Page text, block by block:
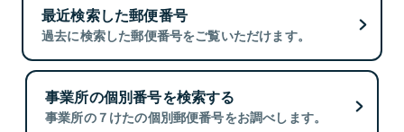
最近検索した郵便番号
過去に検索した郵便番号をご覧いただけます。
事業所の個別番号を検索する
事業所の７けたの個別郵便番号をお調べします。